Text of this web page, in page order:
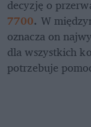
decyzję o
7700. W
oznacza on
dla wszystkich
potrzebuje